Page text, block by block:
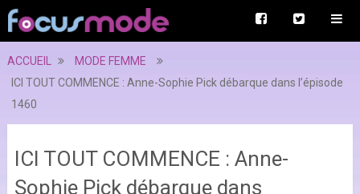
ACCUEIL
MODE FEMME
ICI TOUT COMMENCE : Anne-Sophie Pick débarque dans l’épisode
1460
ICI TOUT COMMENCE : Anne-
Sophie Pick débarque dans